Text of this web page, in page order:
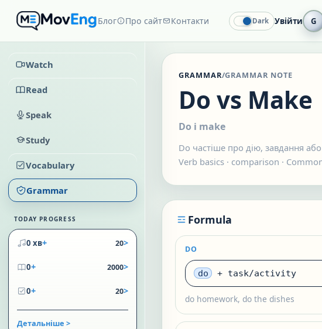
Блог Про сайт Контакти Dark Увійти G
Watch
Read
Speak
Study
Vocabulary
Grammar
TODAY PROGRESS
0 хв+ 20>
0+ 2000>
0+ 20>
Детальніше >
GRAMMAR/GRAMMAR NOTE
Do vs Make
Do і make
Do частіше про дію, завдання
Verb basics · comparison ·
Formula
DO
do + task/activity
do homework, do the dishes